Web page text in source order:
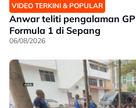
VIDEO TERKINI & POPULAR
Anwar teliti pengalaman
Formula 1 di Sepang
06/08/2026